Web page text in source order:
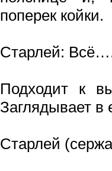
поперек койки.
Старлей:
Подходит к
Заглядывает в
Старлей